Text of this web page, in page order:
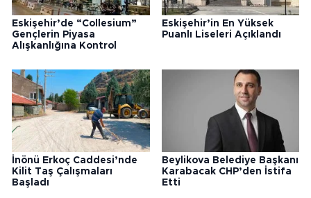
Eskişehir’de “Collesium”
Gençlerin Piyasa
Alışkanlığına Kontrol
Eskişehir’in En Yüksek
Puanlı Liseleri Açıklandı
İnönü Erkoç Caddesi’nde
Kilit Taş Çalışmaları
Başladı
Beylikova Belediye Başkanı
Karabacak CHP’den İstifa
Etti